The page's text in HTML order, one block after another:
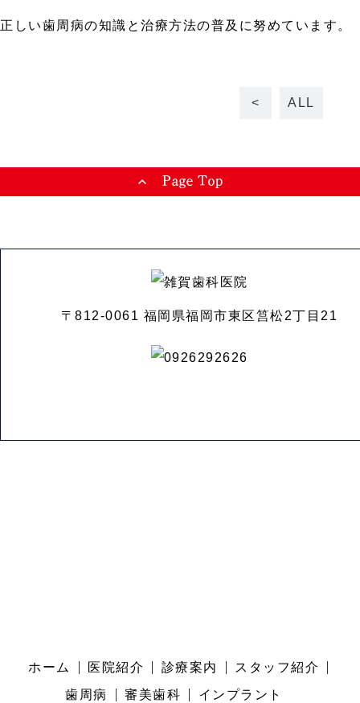
正しい歯周病の知識と治療方法の普及に努めています。
< ALL
〒812-0061 福岡県福岡市東区筥松2丁目21
ホーム 医院紹介 診療案内
スタッフ紹介
歯周病
審美歯科 インプラント